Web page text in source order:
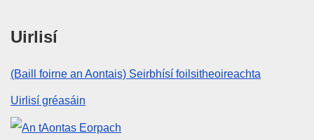
Uirlisí
(Baill foirne an Aontais) Seirbhísí foilsitheoireachta
Uirlisí gréasáin
An tAontas Eorpach